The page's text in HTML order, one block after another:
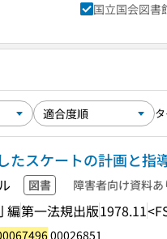
国立国会図書
たスケートの計画と指
図書 障害者向け資料あ
編第一法規出版1978.11
00026851